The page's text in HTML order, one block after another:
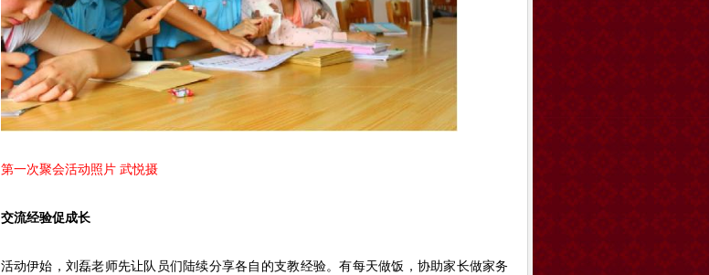
第一次聚会活动照片 武悦摄
交流经验促成长
活动伊始，刘磊老师先让队员们陆续分享各自的支教经验。有每天做饭，协助家长做家务